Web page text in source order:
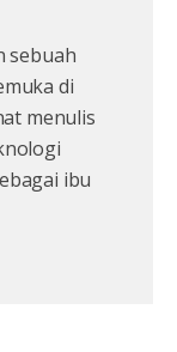
sebuah
di
menulis
ibu